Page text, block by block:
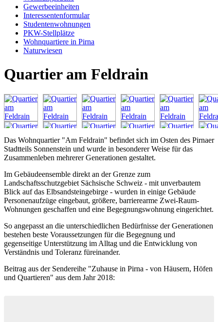
Gewerbeeinheiten
Interessentenformular
Studentenwohnungen
PKW-Stellplätze
Wohnquartiere in Pirna
Naturwiesen
Quartier am Feldrain
Das Wohnquartier "Am Feldrain" befindet sich im Osten des Pirnaer
Stadtteils Sonnenstein und wurde in besonderer Weise für das
Zusammenleben mehrerer Generationen gestaltet.
Im Gebäudeensemble direkt an der Grenze zum
Landschaftsschutzgebiet Sächsische Schweiz - mit unverbautem
Blick auf das Elbsandsteingebirge - wurden in einige Gebäude
Personenaufzüge eingebaut, größere, barrierearme Zwei-Raum-
Wohnungen geschaffen und eine Begegnungswohnung eingerichtet.
So angepasst an die unterschiedlichen Bedürfnisse der Generationen
bestehen beste Voraussetzungen für die Begegnung und
gegenseitige Unterstützung im Alltag und die Entwicklung von
Verständnis und Toleranz füreinander.
Beitrag aus der Sendereihe "Zuhause in Pirna - von Häusern, Höfen
und Quartieren" aus dem Jahr 2018: